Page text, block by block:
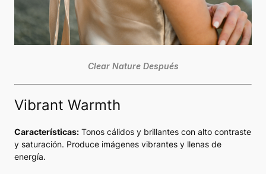
Clear Nature Después
Vibrant Warmth
Características: Tonos cálidos y brillantes con alto contraste
y saturación. Produce imágenes vibrantes y llenas de
energía.